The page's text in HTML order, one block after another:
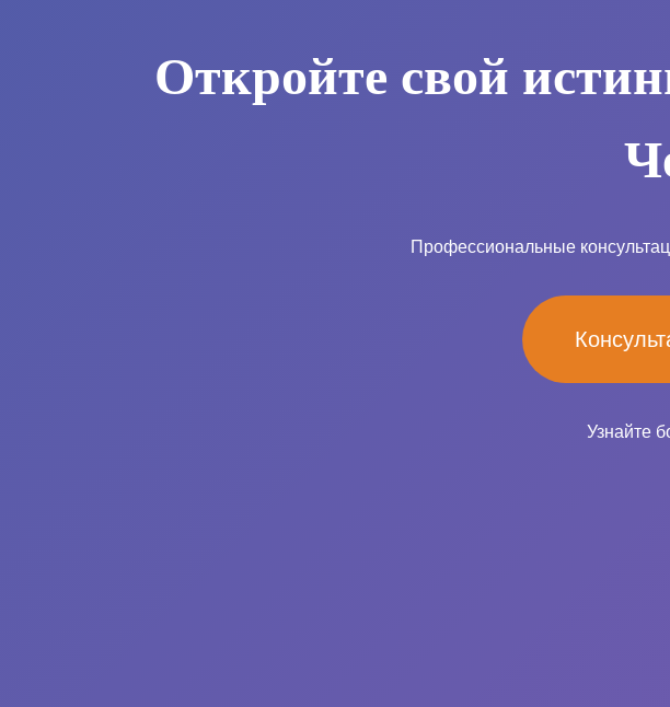
Откройте свой
Профессиональные
Узнайте